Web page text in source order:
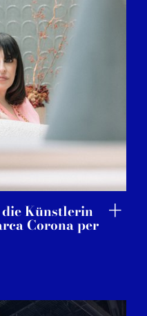
Künstlerin
Corona per